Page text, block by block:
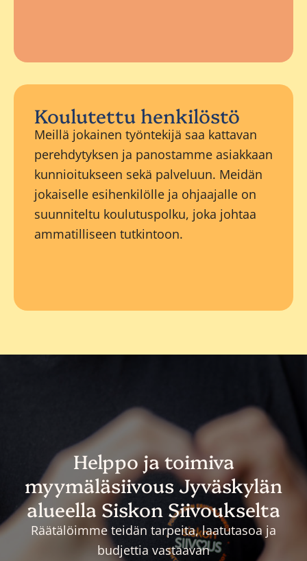
Koulutettu henkilöstö
Meillä jokainen työntekijä saa kattavan
perehdytyksen ja panostamme asiakkaan
kunnioitukseen sekä palveluun. Meidän
jokaiselle esihenkilölle ja ohjaajalle on
suunniteltu koulutuspolku, joka johtaa
ammatilliseen tutkintoon.
Helppo ja toimiva
myymäläsiivous Jyväskylän
alueella Siskon Siivoukselta
Räätälöimme teidän tarpeita, laatutasoa ja
budjettia vastaavan